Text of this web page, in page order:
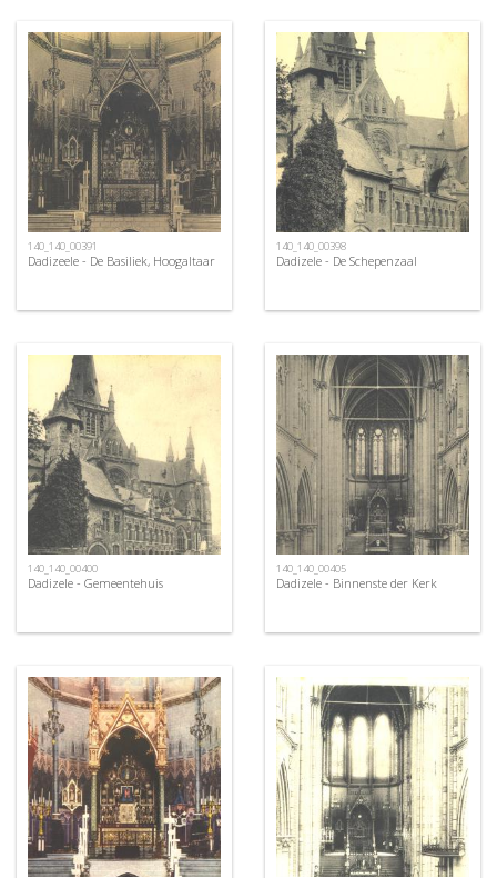
140_140_00391
Dadizeele - De Basiliek, Hoogaltaar
140_140_00398
Dadizele - De Schepenzaal
140_140_00400
Dadizele - Gemeentehuis
140_140_00405
Dadizele - Binnenste der Kerk